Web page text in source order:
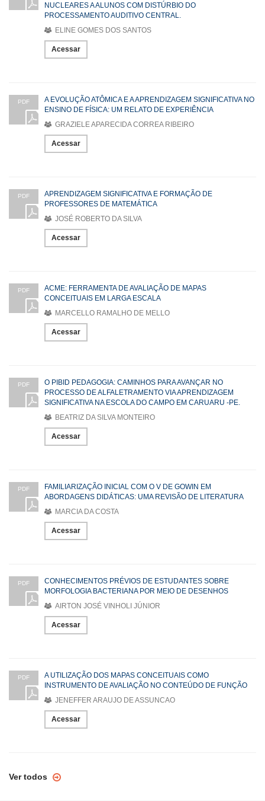
NUCLEARES A ALUNOS COM DISTÚRBIO DO
PROCESSAMENTO AUDITIVO CENTRAL.
ELINE GOMES DOS SANTOS
Acessar
PDF
A EVOLUÇÃO ATÔMICA E A APRENDIZAGEM SIGNIFICATIVA NO
ENSINO DE FÍSICA: UM RELATO DE EXPERIÊNCIA
GRAZIELE APARECIDA CORREA RIBEIRO
Acessar
PDF
APRENDIZAGEM SIGNIFICATIVA E FORMAÇÃO DE
PROFESSORES DE MATEMÁTICA
JOSÉ ROBERTO DA SILVA
Acessar
PDF
ACME: FERRAMENTA DE AVALIAÇÃO DE MAPAS
CONCEITUAIS EM LARGA ESCALA
MARCELLO RAMALHO DE MELLO
Acessar
PDF
O PIBID PEDAGOGIA: CAMINHOS PARA AVANÇAR NO
PROCESSO DE ALFALETRAMENTO VIA APRENDIZAGEM
SIGNIFICATIVA NA ESCOLA DO CAMPO EM CARUARU -PE.
BEATRIZ DA SILVA MONTEIRO
Acessar
PDF
FAMILIARIZAÇÃO INICIAL COM O V DE GOWIN EM
ABORDAGENS DIDÁTICAS: UMA REVISÃO DE LITERATURA
MARCIA DA COSTA
Acessar
PDF
CONHECIMENTOS PRÉVIOS DE ESTUDANTES SOBRE
MORFOLOGIA BACTERIANA POR MEIO DE DESENHOS
AIRTON JOSÉ VINHOLI JÚNIOR
Acessar
PDF
A UTILIZAÇÃO DOS MAPAS CONCEITUAIS COMO
INSTRUMENTO DE AVALIAÇÃO NO CONTEÚDO DE FUNÇÃO
JENEFFER ARAUJO DE ASSUNCAO
Acessar
Ver todos